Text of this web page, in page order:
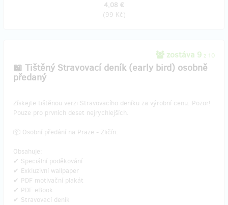
4,08 €
(99 Kč)
zostáva 9 z 10
📖 Tištěný Stravovací deník (early bird) osobně
předaný
​Získejte tištěnou verzi Stravovacího deníku za výrobní cenu. Pozor!
Pouze pro prvních deset nejrychlejších.
📦 Osobní předání na Praze - Zličín.
Obsahuje:
✔ Speciální poděkování
✔ Exkluzivní wallpaper
✔ PDF motivační plakát
✔ PDF eBook
✔ Stravovací deník